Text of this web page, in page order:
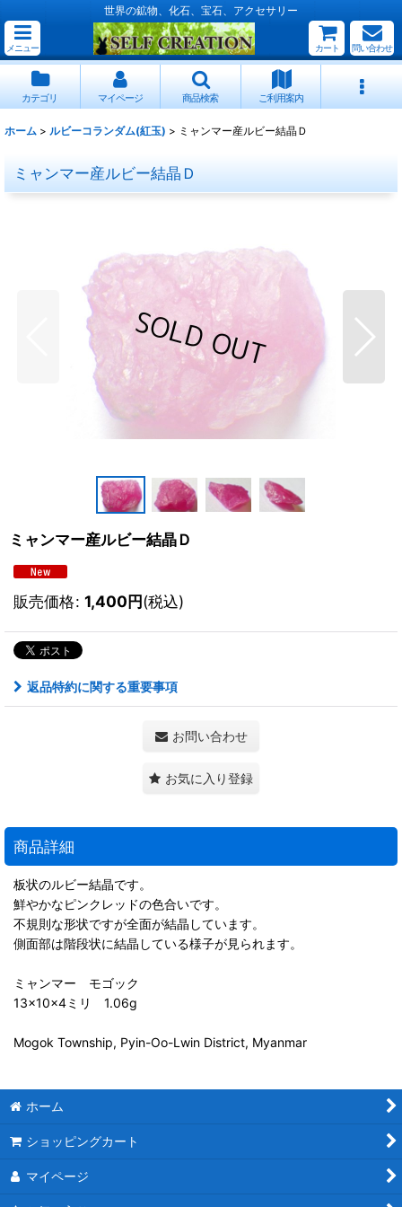
世界の鉱物、化石、宝石、アクセサリー
メニュー カート 問い合わせ
カテゴリ マイページ 商品検索 ご利用案内
ホーム > ルビーコランダム(紅玉) > ミャンマー産ルビー結晶Ｄ
ミャンマー産ルビー結晶Ｄ
ミャンマー産ルビー結晶Ｄ
販売価格: 1,400円(税込)
返品特約に関する重要事項
お問い合わせ
お気に入り登録
商品詳細
板状のルビー結晶です。
鮮やかなピンクレッドの色合いです。
不規則な形状ですが全面が結晶しています。
側面部は階段状に結晶している様子が見られます。
ミャンマー モゴック
13×10×4ミリ 1.06g
Mogok Township, Pyin-Oo-Lwin District, Myanmar
ホーム
ショッピングカート
マイページ